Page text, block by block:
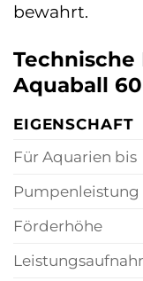
bewahrt.
Technische
Aquaball 60
EIGENSCHAFT
Für Aquarien bis
Pumpenleistung
Förderhöhe